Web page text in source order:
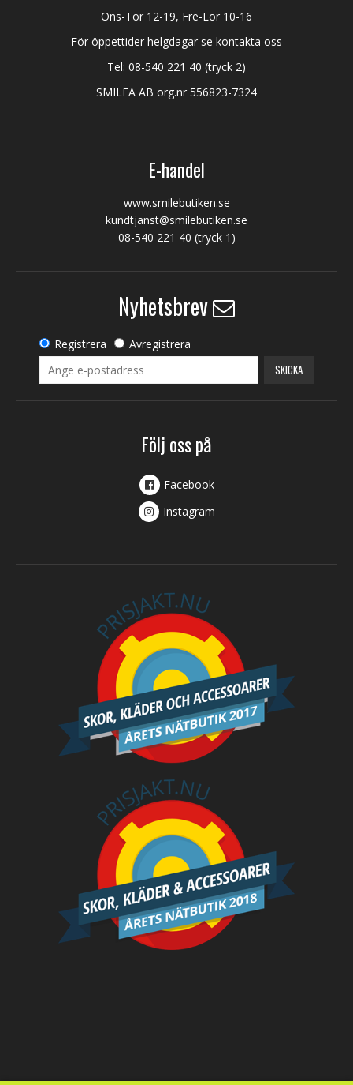
Ons-Tor 12-19, Fre-Lör 10-16
För öppettider helgdagar se kontakta oss
Tel: 08-540 221 40 (tryck 2)
SMILEA AB org.nr 556823-7324
E-handel
www.smilebutiken.se
kundtjanst@smilebutiken.se
08-540 221 40 (tryck 1)
Nyhetsbrev
Registrera Avregistrera
SKICKA
Följ oss på
Facebook
Instagram